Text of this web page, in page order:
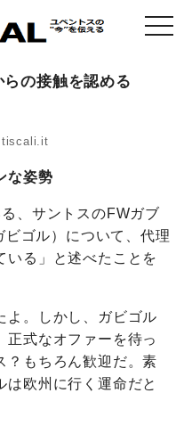
の接触を認める
な姿勢
、サントスのFWガブ
ゴル）について、代理
いる」と述べたことを
よ。しかし、ガビゴル
正式なオファーを待っ
？もちろん歓迎だ。素
は欧州に行く運命だと